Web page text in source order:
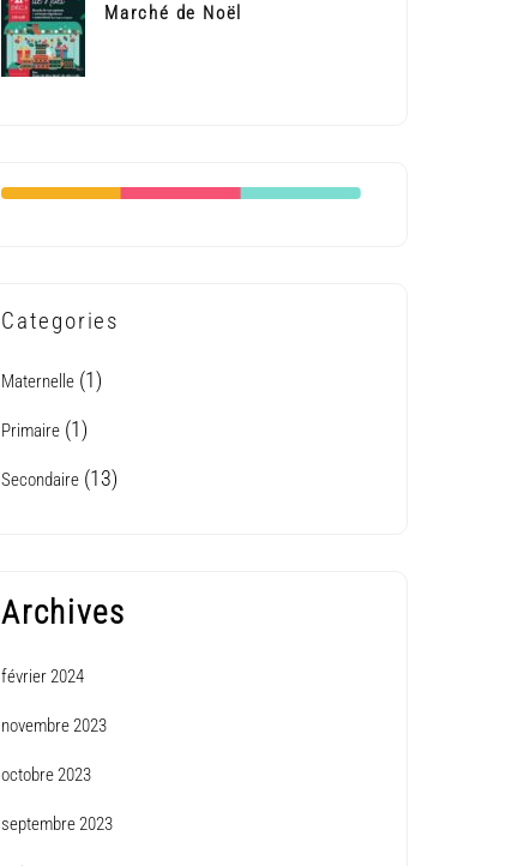
Marché de Noël
Categories
Maternelle (1)
Primaire (1)
Secondaire (13)
Archives
février 2024
novembre 2023
octobre 2023
septembre 2023